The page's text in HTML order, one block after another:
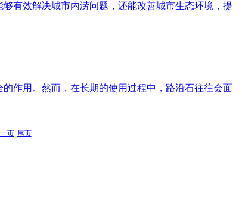
有效解决城市内涝问题，还能改善城市生态环境，提
作用。然而，在长期的使用过程中，路沿石往往会面
页 尾页